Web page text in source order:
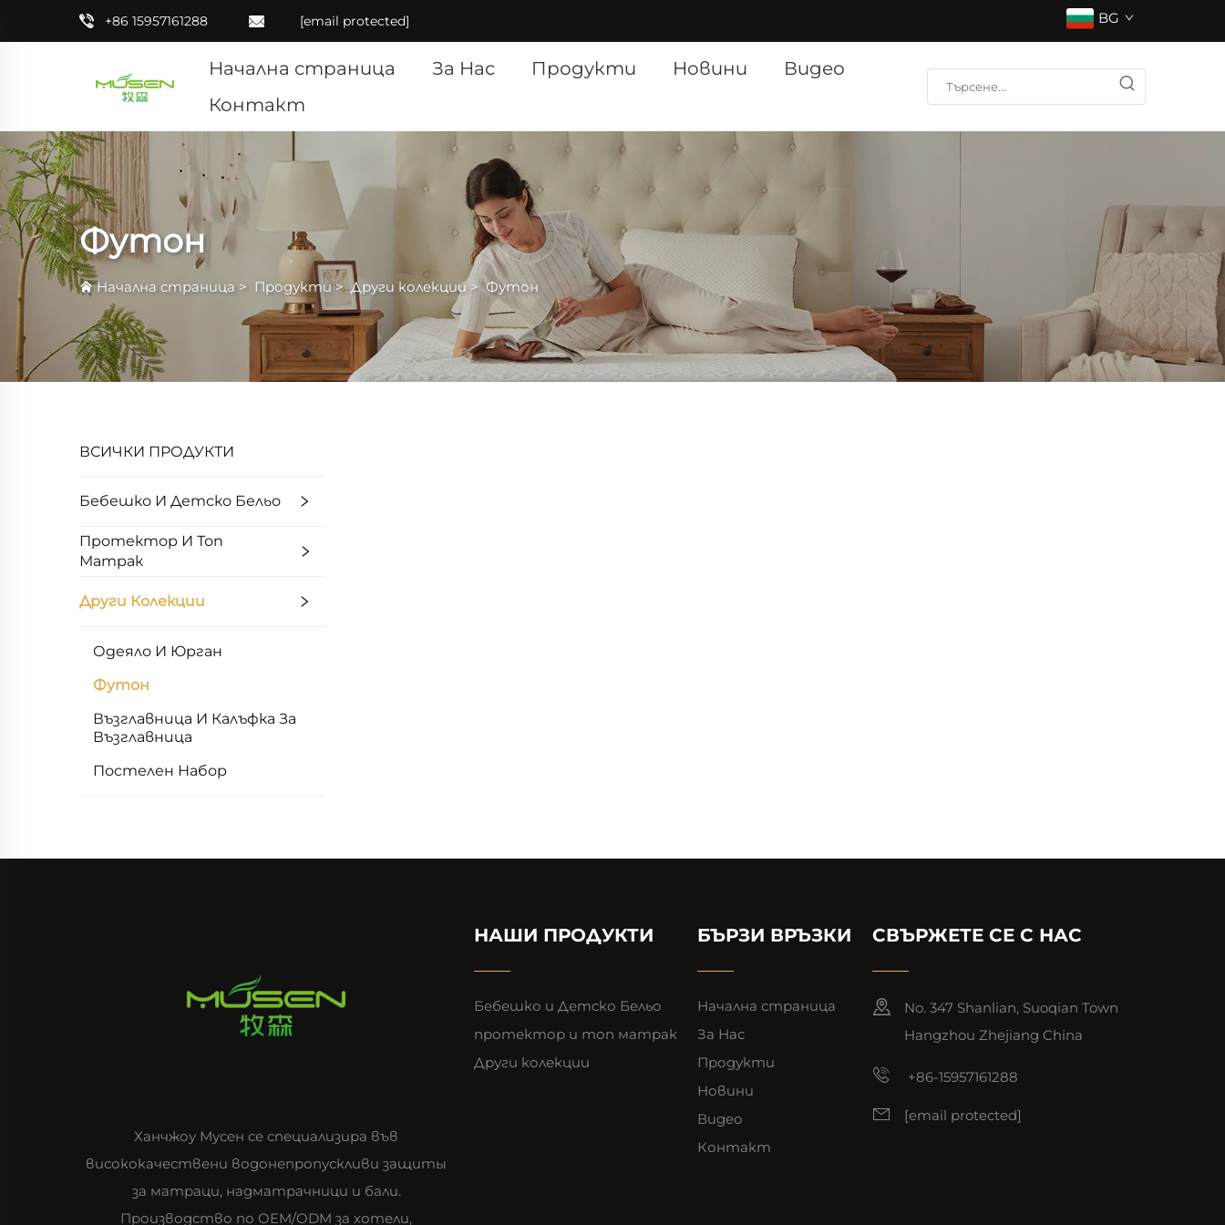
+86 15957161288 [email protected] BG
Начална страница За Нас Продукти Новини
Видео
Контакт
Футон
Начална страница > Продукти>Други колекции>Футон
ВСИЧКИ ПРОДУКТИ
Бебешко И Детско Бельо
Протектор И Топ
Матрак
Други Колекции
Одеяло И Юрган
Футон
Възглавница И Калъфка За
Възглавница
Постелен Набор
Ханчжоу Мусен се специализира във
висококачествени водонепропускливи защиты
за матраци, надматрачници и бали.
Производство по OEM/ODM за хотели,
НАШИ ПРОДУКТИ
Бебешко и Детско Бельо
протектор и топ матрак
Други колекции
БЪРЗИ ВРЪЗКИ
Начална страница
За Нас
Продукти
Новини
Видео
Контакт
СВЪРЖЕТЕ СЕ С НАС
No. 347 Shanlian, Suoqian Town
Hangzhou Zhejiang China
+86-15957161288
[email protected]